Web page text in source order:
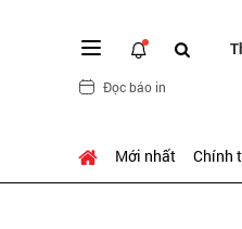
Đọc báo in
Mới nhất Chính